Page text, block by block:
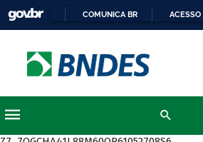
COMUNICA BR ACESSO